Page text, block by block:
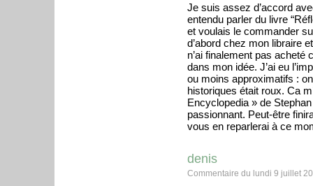
Je suis assez d’accord
entendu parler du livre
et voulais le commander
d’abord chez mon libraire
n’ai finalement pas acheté
dans mon idée. J’ai eu
ou moins approximatifs :
historiques était roux. Ca
Encyclopedia » de
passionnant. Peut-être
vous en reparlerai à ce
denis
Commentaire du lundi 9 juillet